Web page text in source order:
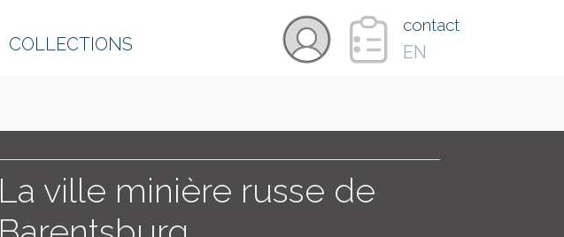
COLLECTIONS
contact
EN
La ville minière russe de